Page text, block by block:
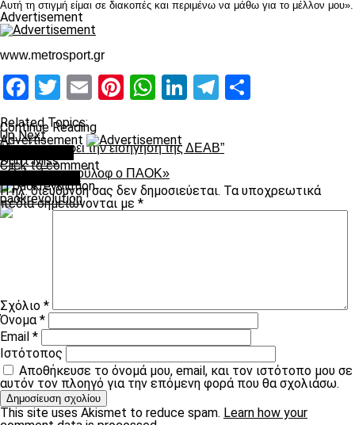
Αυτή τη στιγμή είμαι σε διακοπές και περιμένω να μάθω για το μέλλον μου».
Advertisement
www.metrosport.gr
Facebook
Twitter
EmailPinterest
WhatsApp
LinkedIn
Telegram
Related Topics:
Up Next
“Δεν έχω πάρει την εισήγηση της ΔΕΑΒ”
Don't Miss
«Θέλει Γκαμπούλοφ ο ΠΑΟΚ»
paokrevolution
Continue Reading
Advertisement
Click to comment
Η ηλ. διεύθυνση σας δεν δημοσιεύεται. Τα υποχρεωτικά
πεδία σημειώνονται με *
Σχόλιο *
Όνομα*
Email *
Ιστότοπος
Αποθήκευσε το όνομά μου, email, και τον ιστότοπο μου σε
αυτόν τον πλοηγό για την επόμενη φορά που θα σχολιάσω.
This site uses Akismet to reduce spam. Learn how your